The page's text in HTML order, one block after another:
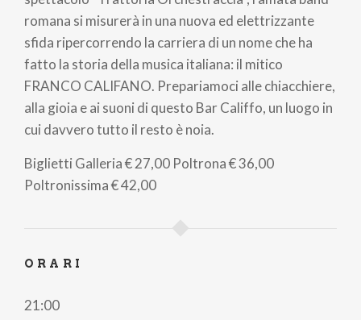
romana si misurerà in una nuova ed elettrizzante
sfida ripercorrendo la carriera di un nome che ha
fatto la storia della musica italiana: il mitico
FRANCO CALIFANO. Prepariamoci alle chiacchiere,
alla gioia e ai suoni di questo Bar Califfo, un luogo in
cui davvero tutto il resto è noia.
Biglietti Galleria€ 27,00 Poltrona€ 36,00
Poltronissima€ 42,00
ORARI
21:00